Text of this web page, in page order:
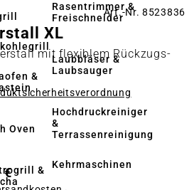
&
Oven
&
Rasentrimmer &
Freischneider
Laubbläser &
Laubsauger
Hochdruckreiniger
&
Terrassenreinigung
Kehrmaschinen
Art.-Nr. 8523836
XL
mit flexiblem Rückzugs-
€